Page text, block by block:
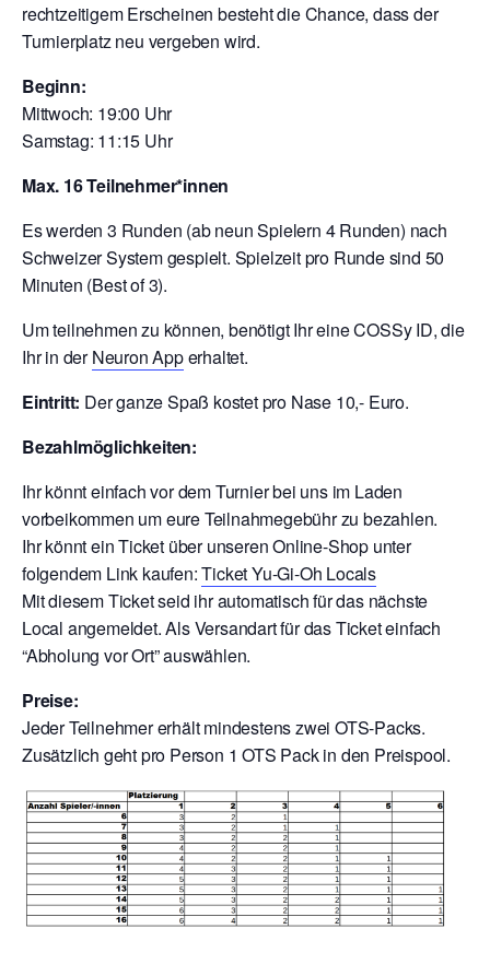
rechtzeitigem Erscheinen besteht die Chance, dass der
Turnierplatz neu vergeben wird.
Beginn:
Mittwoch: 19:00 Uhr
Samstag: 11:15 Uhr
Max. 16 Teilnehmer*innen
Es werden 3 Runden (ab neun Spielern 4 Runden) nach
Schweizer System gespielt. Spielzeit pro Runde sind 50
Minuten (Best of 3).
Um teilnehmen zu können, benötigt Ihr eine COSSy ID, die
Ihr in derNeuron Apperhaltet.
Eintritt: Der ganze Spaß kostet pro Nase 10,- Euro.
Bezahlmöglichkeiten:
Ihr könnt einfach vor dem Turnier bei uns im Laden
vorbeikommen um eure Teilnahmegebühr zu bezahlen.
Ihr könnt ein Ticket über unseren Online-Shop unter
folgendem Link kaufen:Ticket Yu-Gi-Oh Locals
Mit diesem Ticket seid ihr automatisch für das nächste
Local angemeldet. Als Versandart für das Ticket einfach
“Abholung vor Ort” auswählen.
Preise:
Jeder Teilnehmer erhält mindestens zwei OTS-Packs.
Zusätzlich geht pro Person 1 OTS Pack in den Preispool.